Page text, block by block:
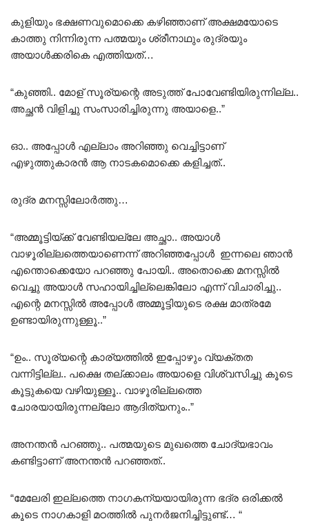
കുളിയും ഭക്ഷണവുമൊക്കെ കഴിഞ്ഞാണ് അക്ഷമയോടെ
കാത്തു നിന്നിരുന്ന പത്മയും ശ്രീനാഥും രുദ്രയും
അയാൾക്കരികെ എത്തിയത്…
“കുഞ്ഞി.. മോള് സൂര്യന്റെ അടുത്ത് പോവേണ്ടിയിരുന്നില്ല..
അച്ഛൻ വിളിച്ചു സംസാരിച്ചിരുന്നു അയാളെ..”
ഓ.. അപ്പോൾ എല്ലാം അറിഞ്ഞു വെച്ചിട്ടാണ്
എഴുത്തുകാരൻ ആ നാടകമൊക്കെ കളിച്ചത്..
രുദ്ര മനസ്സിലോർത്തു…
“അമ്മൂട്ടിയ്ക്ക് വേണ്ടിയല്ലേ അച്ഛാ.. അയാൾ
വാഴൂരില്ലത്തെയാണെന്ന് അറിഞ്ഞപ്പോൾ ഇന്നലെ ഞാൻ
എന്തൊക്കെയോ പറഞ്ഞു പോയി.. അതൊക്കെ മനസ്സിൽ
വെച്ചു അയാൾ സഹായിച്ചില്ലെങ്കിലോ എന്ന് വിചാരിച്ചു..
എന്റെ മനസ്സിൽ അപ്പോൾ അമ്മൂട്ടിയുടെ രക്ഷ മാത്രമേ
ഉണ്ടായിരുന്നുള്ളൂ..”
“ഉം.. സൂര്യന്റെ കാര്യത്തിൽ ഇപ്പോഴും വ്യക്തത
വന്നിട്ടില്ല.. പക്ഷെ തല്ക്കാലം അയാളെ വിശ്വസിച്ചു കൂടെ
കൂട്ടുകയെ വഴിയുള്ളൂ.. വാഴൂരില്ലത്തെ
ചോരയായിരുന്നല്ലോ ആദിത്യനും..”
അനന്തൻ പറഞ്ഞു.. പത്മയുടെ മുഖത്തെ ചോദ്യഭാവം
കണ്ടിട്ടാണ് അനന്തൻ പറഞ്ഞത്..
“മേലേരി ഇല്ലത്തെ നാഗകന്യയായിരുന്ന ഭദ്ര ഒരിക്കൽ
കൂടെ നാഗകാളി മഠത്തിൽ പുനർജനിച്ചിട്ടുണ്ട്… “